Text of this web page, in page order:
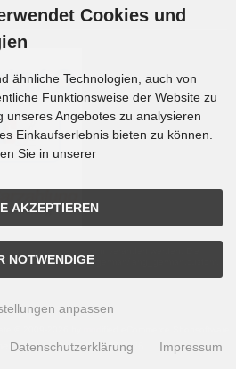
tpl_modified/lang/german/lang_german.custom.
Shopsoftware © 2009-2026
Cookies und
ähnliche Technologien, auch von
Funktionsweise der Website zu
unseres Angebotes zu analysieren
Einkaufserlebnis bieten zu können.
Sie in unserer
AKZEPTIEREN
NOTWENDIGE
anpassen
Datenschutzerklärung Impressum